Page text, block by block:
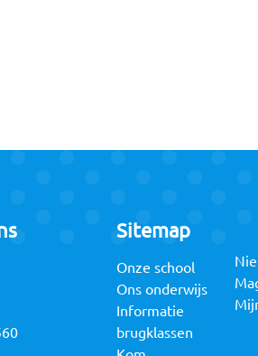
Sitemap
Onze school
Ons onderwijs
Informatie
brugklassen